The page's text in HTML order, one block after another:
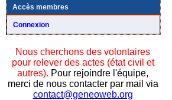
Accès membres
Connexion
Nous cherchons des volontaires
pour relever des actes (état civil et
autres). Pour rejoindre l'équipe,
merci de nous contacter par mail via
contact@geneoweb.org